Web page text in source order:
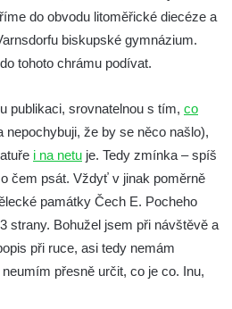
ve Velešíně
Velešíně
poutním areálu
kaple – Boží
kaple – Pieta
kaple –
do obvodu litoměřické diecéze a
biskupské gymnázium.
tohoto chrámu podívat.
publikaci, srovnatelnou s tím, co
nepochybuji, že by se něco našlo),
i na netu je. Tedy zmínka – spíš
čem psát. Vždyť v jinak poměrně
památky Čech E. Pocheho
strany. Bohužel jsem při návštěvě a
při ruce, asi tedy nemám
přesně určit, co je co. Inu,